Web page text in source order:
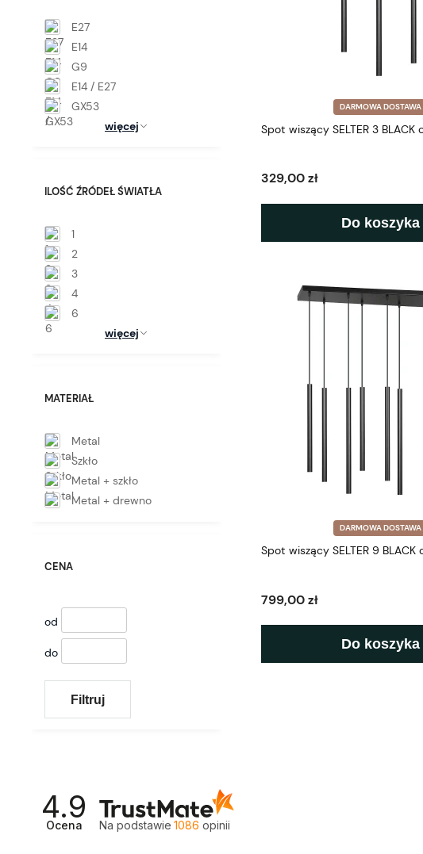
E27
E14
G9
E14 / E27
GX53
więcej
ILOŚĆ ŹRÓDEŁ ŚWIATŁA
1
2
3
4
6
więcej
MATERIAŁ
Metal
Szkło
Metal + szkło
Metal + drewno
CENA
od
do
Filtruj
DARMOWA DOSTAWA
Spot wiszący SELTER 3 BLACK
329,00 zł
Do koszyka
DARMOWA DOSTAWA
Spot wiszący SELTER 9
799,00 zł
Do koszyka
4.9
Ocena Na podstawie 1086 opinii